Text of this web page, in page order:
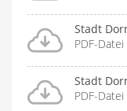
Stadt
PDF-Datei
Stadt
PDF-Datei